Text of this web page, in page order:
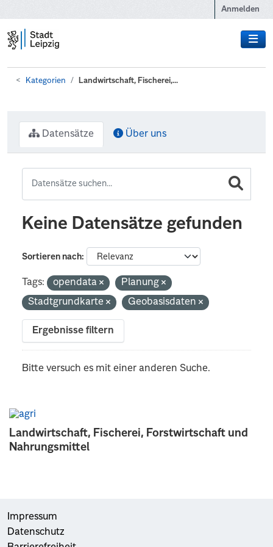
Anmelden
Kategorien Landwirtschaft, Fischerei,...
Landwirtschaft, Fischerei, Forstwirtschaft und
Nahrungsmittel
Datensätze Über uns
Keine Datensätze gefunden
Sortieren nach
Tags: opendata
Planung
Stadtgrundkarte
Geobasisdaten
Ergebnisse filtern
Bitte versuch es mit einer anderen Suche.
Impressum
Datenschutz